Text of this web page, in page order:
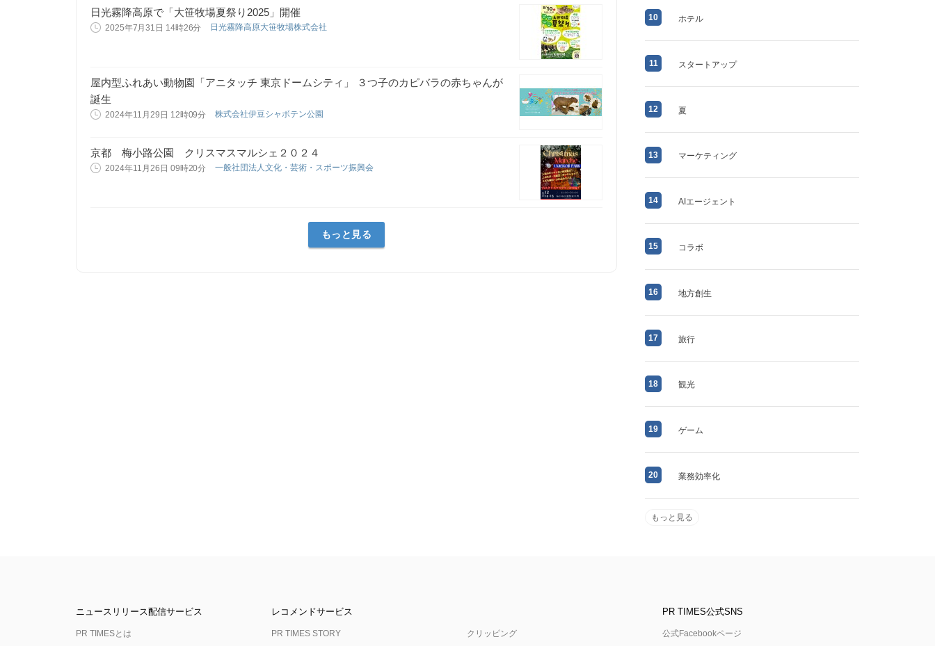
日光霧降高原で「大笹牧場夏祭り2025」開催
2025年7月31日 14時26分 日光霧降高原大笹牧場株式会社
屋内型ふれあい動物園「アニタッチ 東京ドームシティ」 ３つ子のカピバラの赤ちゃんが
誕生
2024年11月29日 12時09分 株式会社伊豆シャボテン公園
京都 梅小路公園 クリスマスマルシェ２０２４
2024年11月26日 09時20分 一般社団法人文化・芸術・スポーツ振興会
もっと見る
10 ホテル
11 スタートアップ
12 夏
13 マーケティング
14 AIエージェント
15 コラボ
16 地方創生
17 旅行
18 観光
19 ゲーム
20 業務効率化
もっと見る
ニュースリリース配信サービス
PR TIMESとは
レコメンドサービス
PR TIMES STORY クリッピング
PR TIMES公式SNS
公式Facebookページ